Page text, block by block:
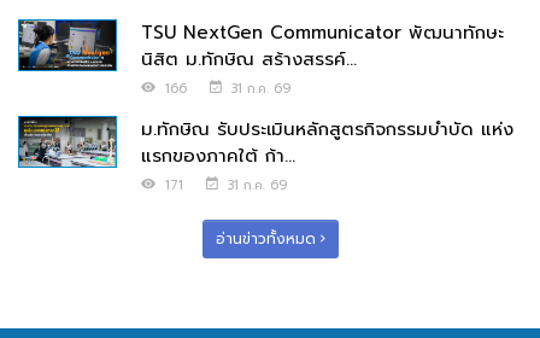
TSU NextGen Communicator พัฒนาทักษะ
นิสิต ม.ทักษิณ สร้างสรรค์...
166 31 ก.ค. 69
ม.ทักษิณ รับประเมินหลักสูตรกิจกรรมบำบัด แห่ง
แรกของภาคใต้ ก้า...
171 31 ก.ค. 69
อ่านข่าวทั้งหมด